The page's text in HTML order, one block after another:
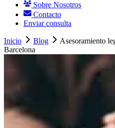
Sobre Nosotros
Contacto
Enviar consulta
Inicio Blog
Asesoramiento
Barcelona